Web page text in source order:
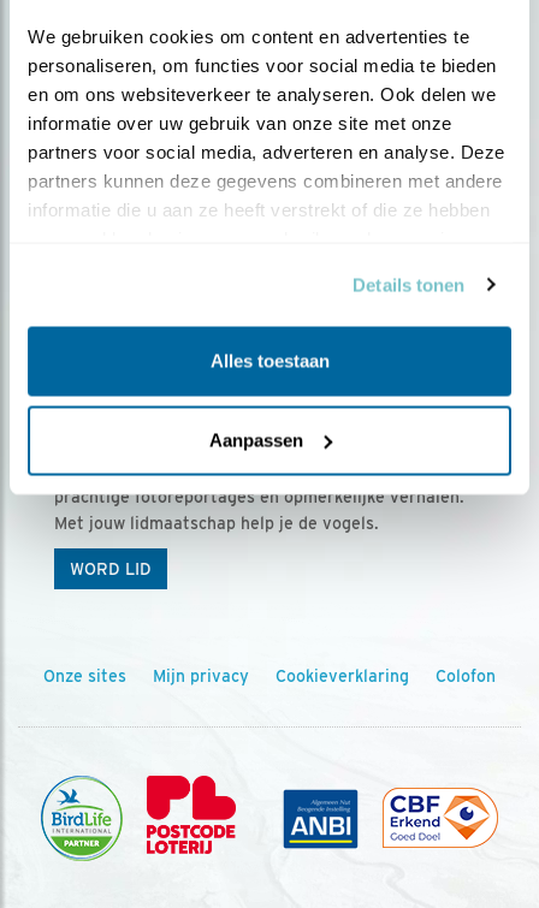
We gebruiken cookies om content en advertenties te
personaliseren, om functies voor social media te bieden
en om ons websiteverkeer te analyseren. Ook delen we
informatie over uw gebruik van onze site met onze
partners voor social media, adverteren en analyse. Deze
partners kunnen deze gegevens combineren met andere
informatie die u aan ze heeft verstrekt of die ze hebben
Details tonen
Alles toestaan
Aanpassen
Ontvang 5 x Vogels voor € 36,00 per jaar
Vogels is het tijdschrift voor onze leden, met
prachtige fotoreportages en opmerkelijke verhalen.
Met jouw lidmaatschap help je de vogels.
WORD LID
Onze sites Mijn privacy Cookieverklaring Colofon